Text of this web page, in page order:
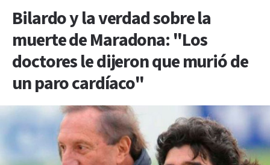
Bilardo y la verdad sobre la
muerte de Maradona: "Los
doctores le dijeron que murió de
un paro cardíaco"